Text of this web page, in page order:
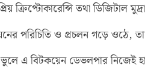
ক্রিপ্টোকারেন্সি তথা ডিজিটাল
পরিচিতি ও প্রচলন গড়ে ওঠে,
এ বিটকয়েন ডেভলপার নিজেই